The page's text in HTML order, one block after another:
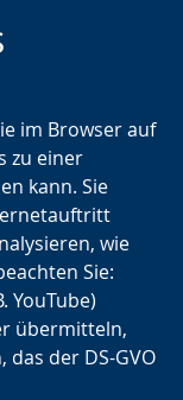
im Browser auf
zu einer
kann. Sie
wie
Sie:
YouTube)
übermitteln,
der DS-GVO